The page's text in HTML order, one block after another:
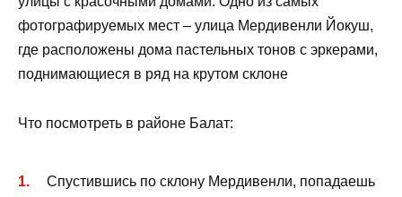
фотографируемых мест – улица Мердивенли Йокуш,
где расположены дома пастельных тонов с эркерами,
поднимающиеся в ряд на крутом склоне
Что посмотреть в районе Балат:
Спустившись по склону Мердивенли, попадаешь